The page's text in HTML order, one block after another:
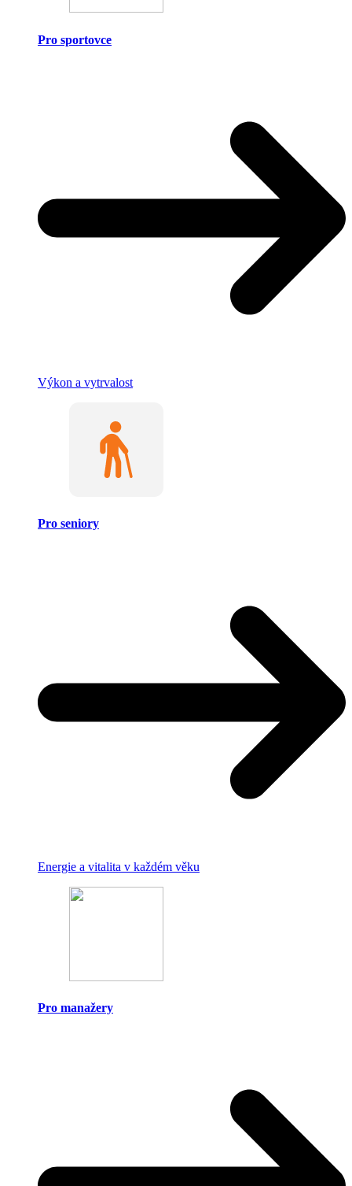
Pro sportovce
Výkon a vytrvalost
Pro seniory
Energie a vitalita v každém věku
Pro manažery